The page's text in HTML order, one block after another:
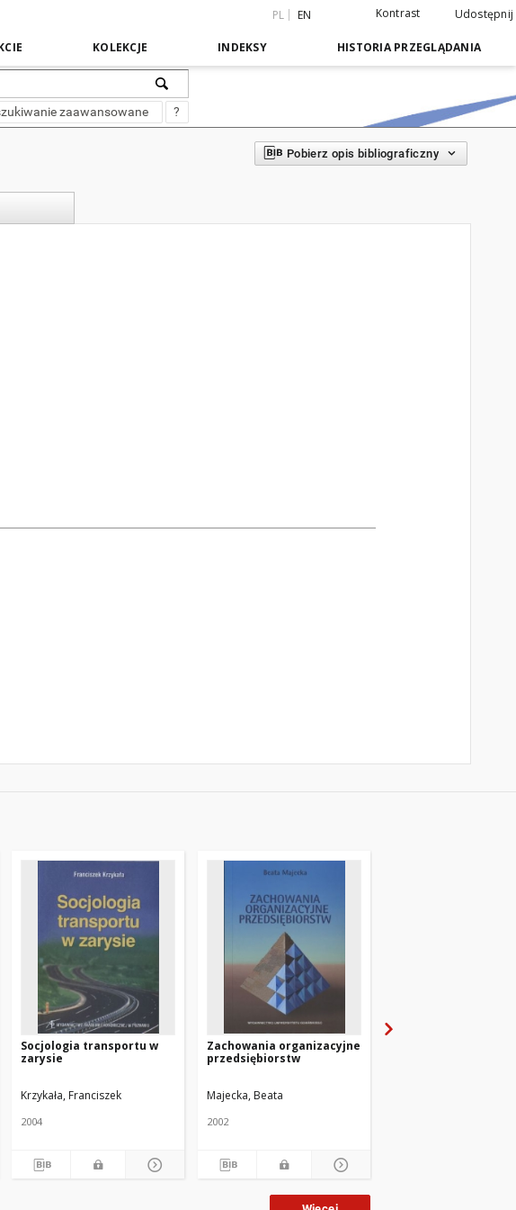
PL EN Kontrast Udostępnij
KOLEKCJE INDEKSY HISTORIA PRZEGLĄDANIA
zaawansowane ?
Pobierz opis bibliograficzny
Socjologia transportu w
zarysie
Krzykała, Franciszek
2004
Zachowania organizacyjne
przedsiębiorstw
Majecka, Beata
2002